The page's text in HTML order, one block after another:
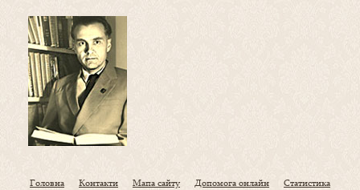
Головна Контакти Мапа сайту Допомога онлайн Статистика